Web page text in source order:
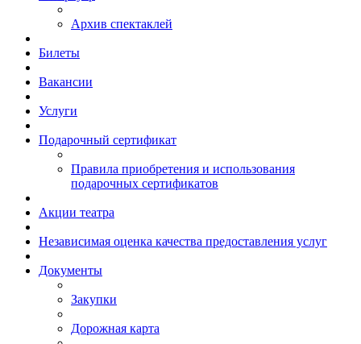
Архив спектаклей
Билеты
Вакансии
Услуги
Подарочный сертификат
Правила приобретения и использования
подарочных сертификатов
Акции театра
Независимая оценка качества предоставления услуг
Документы
Закупки
Дорожная карта